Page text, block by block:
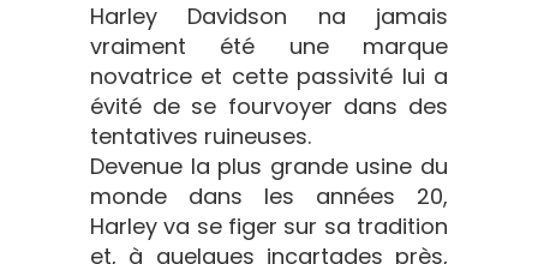
Harley Davidson na jamais
vraiment été une marque
novatrice et cette passivité lui a
évité de se fourvoyer dans des
tentatives ruineuses.
Devenue la plus grande usine du
monde dans les années 20,
Harley va se figer sur sa tradition
et, à quelques incartades près,